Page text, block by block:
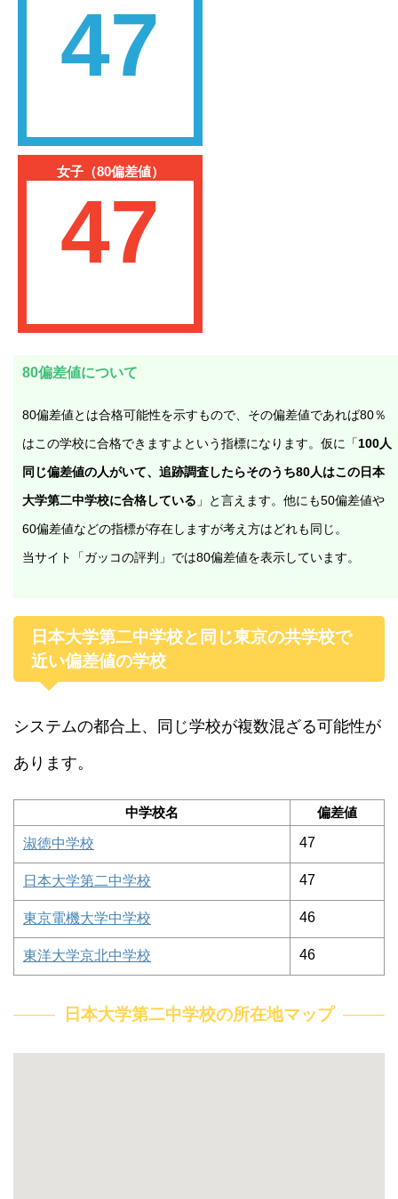
47
女子（80偏差値）
47
80偏差値について
80偏差値とは合格可能性を示すもので、その偏差値であれば80％
はこの学校に合格できますよという指標になります。仮に「100人
同じ偏差値の人がいて、追跡調査したらそのうち80人はこの日本
大学第二中学校に合格している 」と言えます。他にも50偏差値や
60偏差値などの指標が存在しますが考え方はどれも同じ。
当サイト「ガッコの評判」では80偏差値を表示しています。
日本大学第二中学校と同じ東京の共学校で
近い偏差値の学校
システムの都合上、同じ学校が複数混ざる可能性が
あります。
中学校名 偏差値
淑徳中学校 47
日本大学第二中学校 47
東京電機大学中学校 46
東洋大学京北中学校 46
日本大学第二中学校の所在地マップ